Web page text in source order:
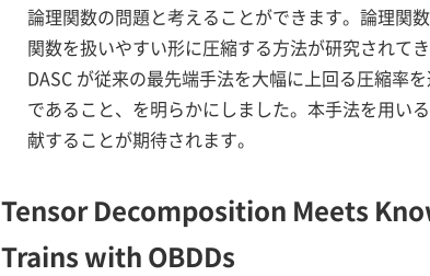
論理関数の問題と考えることができます。論理関
関数を扱いやすい形に圧縮する方法が研究されて
DASC が従来の最先端手法を大幅に上回る圧縮率
であること、を明らかにしました。本手法を用い
献することが期待されます。
Tensor Decomposition Meets
Trains with OBDDs